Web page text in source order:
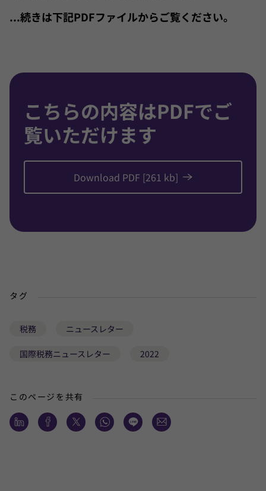
...続きは下記PDFファイルからご覧ください。
こちらの内容はPDFでご
覧いただけます
Download PDF [261 kb]
タグ
税務 ニュースレター
国際税務ニュースレター 2022
このページを共有